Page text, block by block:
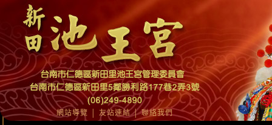
網站導覽 友站連結│聯絡我們